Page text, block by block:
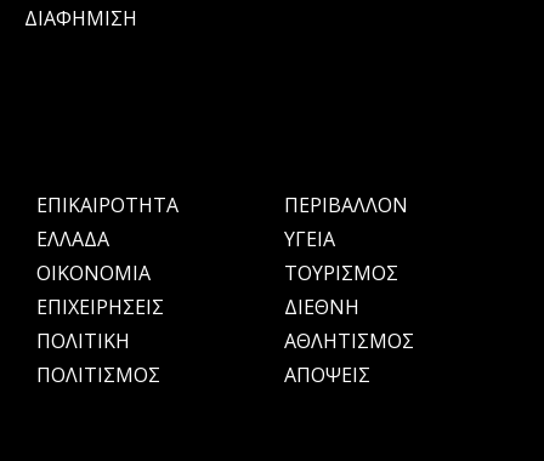
ΔΙΑΦΗΜΙΣΗ
ΕΠΙΚΑΙΡΟΤΗΤΑ
ΕΛΛΑΔΑ
OIKONOMIA
ΕΠΙΧΕΙΡΗΣΕΙΣ
ΠΟΛΙΤΙΚΗ
ΠΟΛΙΤΙΣΜΟΣ
ΠΕΡΙΒΑΛΛΟΝ
ΥΓΕΙΑ
ΤΟΥΡΙΣΜΟΣ
ΔΙΕΘΝΗ
ΑΘΛΗΤΙΣΜΟΣ
ΑΠΟΨΕΙΣ